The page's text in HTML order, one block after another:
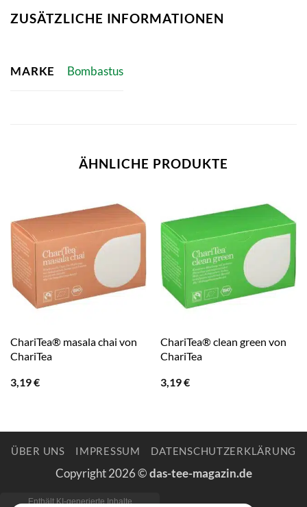
ZUSÄTZLICHE INFORMATIONEN
MARKE Bombastus
ÄHNLICHE PRODUKTE
ChariTea® masala chai von
ChariTea
3,19€
ChariTea® clean green von
ChariTea
3,19€
ÜBER UNS IMPRESSUM DATENSCHUTZERKLÄRUNG
Copyright 2026 ©das-tee-magazin.de